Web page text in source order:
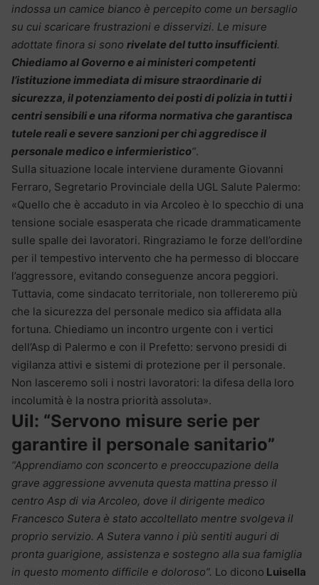
indossa un camice bianco è percepito come un bersaglio
su cui scaricare frustrazioni e disservizi. Le misure
adottate finora si sono rivelate del tutto insufficienti.
Chiediamo al Governo e ai ministeri competenti
l’istituzione immediata di misure straordinarie di
sicurezza, il potenziamento dei posti di polizia in tutti i
centri sensibili e una riforma normativa che garantisca
tutele reali e severe sanzioni per chi aggredisce il
personale medico e infermieristico“.
Sulla situazione locale interviene duramente Giovanni
Ferraro, Segretario Provinciale della UGL Salute Palermo:
«Quello che è accaduto in via Arcoleo è lo specchio di una
tensione sociale esasperata che ricade drammaticamente
sulle spalle dei lavoratori. Ringraziamo le forze dell’ordine
per il tempestivo intervento che ha permesso di bloccare
l’aggressore, evitando conseguenze ancora peggiori.
Tuttavia, come sindacato territoriale, non tollereremo più
che la sicurezza del personale medico sia affidata alla
fortuna. Chiediamo un incontro urgente con i vertici
dell’Asp di Palermo e con il Prefetto: servono presidi di
vigilanza attivi e sistemi di protezione per il personale.
Non lasceremo soli i nostri lavoratori: la difesa della loro
incolumità è la nostra priorità assoluta».
Uil: “Servono misure serie per
garantire il personale sanitario”
“Apprendiamo con sconcerto e preoccupazione della
grave aggressione avvenuta questa mattina presso il
centro Asp di via Arcoleo, dove il dirigente medico
Francesco Sutera è stato accoltellato mentre svolgeva il
proprio servizio. A Sutera vanno i più sentiti auguri di
pronta guarigione, assistenza e sostegno alla sua famiglia
in questo momento difficile e doloroso”. Lo dicono Luisella